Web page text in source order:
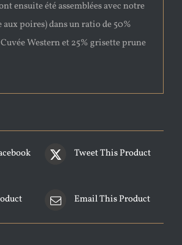
ensuite été assemblées avec notre
poires) dans un ratio de 50%
Western et 25% grisette prune
Tweet This Product
Email This Product